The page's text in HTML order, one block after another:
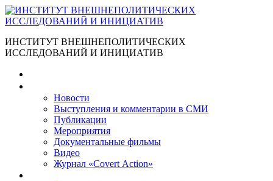
ИНСТИТУТ ВНЕШНЕПОЛИТИЧЕСКИХ
ИССЛЕДОВАНИЙ И ИНИЦИАТИВ
Новости
Выступления и коммента­рии в СМИ
Публикации
Мероприятия
Документальные фильмы
Видео
Журнал «Covert Action»